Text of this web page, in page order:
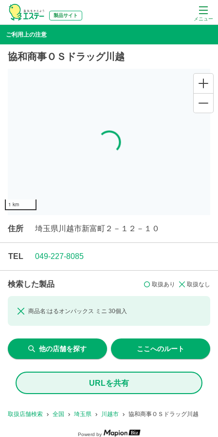
メニュー
製品サイト
取扱店舗検索 全国 埼玉県 川越市 協和商事ＯＳドラッグ川越
ご利用上の注意
協和商事ＯＳドラッグ川越
住所 埼玉県川越市新富町２－１２－１０
TEL 049-227-8085
検索した製品 取扱あり 取扱なし
商品名:はるオンパックス ミニ 30個入
他の店舗を探す ここへのルート
URLを共有
Loading...
1 km
Powerd by